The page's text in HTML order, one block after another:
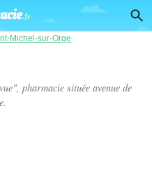
Michel-sur-Orge
pharmacie située avenue de